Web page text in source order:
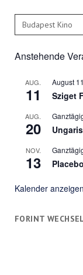
Suchen
Anstehende
AUG.
11
August 11
Sziget
AUG.
20
NOV.
13
Kalender anzeigen
FORINT